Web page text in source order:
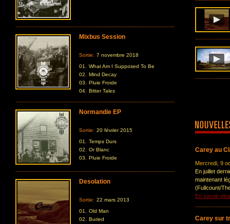
Mixbus Session
Sortie: 7 novembre 2018
01.
What Am I Supposed To Be
02.
Mind Decay
03.
Pluie Froide
04.
Bitter Tales
Normandie EP
Sortie: 20 février 2015
01.
Temps Durs
02.
Or Blanc
03.
Pluie Froide
Desolation
Sortie: 22 mars 2013
01.
Old Man
02.
Buried
Carey au
Mercredi, 9
En juillet
maintenant
(Fullcount/
En savoir plus
Carey sur